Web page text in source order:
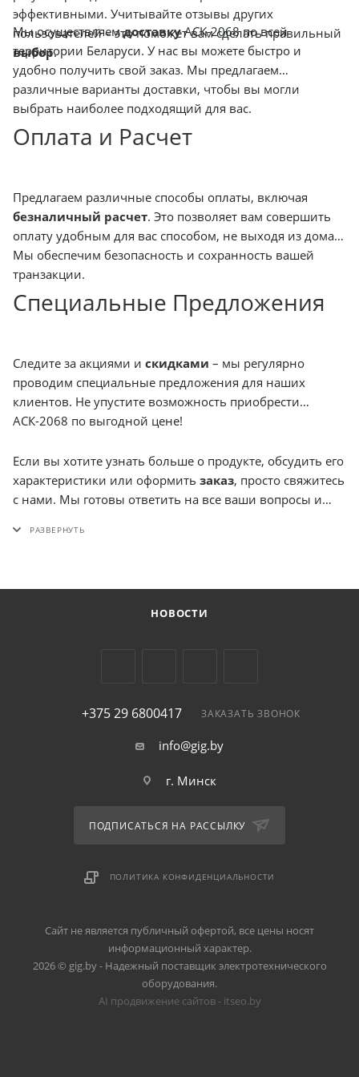
эффективными. Учитывайте отзывы других
пользователей – это поможет вам сделать правильный
выбор.
Мы осуществляемдоставкуАСК-2068 по всей
территории Беларуси. У нас вы можете быстро и
удобно получить свой заказ. Мы предлагаем
различные варианты доставки, чтобы вы могли
выбрать наиболее подходящий для вас.
Оплата и Расчет
Предлагаем различные способы оплаты, включая
безналичный расчет. Это позволяет вам совершить
оплату удобным для вас способом, не выходя из дома.
Мы обеспечим безопасность и сохранность вашей
транзакции.
Специальные Предложения
Следите за акциями и скидками – мы регулярно
проводим специальные предложения для наших
клиентов. Не упустите возможность приобрести
АСК-2068 по выгодной цене!
Если вы хотите узнать больше о продукте, обсудить его
характеристики или оформить заказ, просто свяжитесь
с нами. Мы готовы ответить на все ваши вопросы и
предоставить вам качественное оборудование и
выбор– приобретайте АСК-2068
НОВОСТИ
+375 29 6800417 ЗАКАЗАТЬ ЗВОНОК
info@gig.by
г. Минск
ПОДПИСАТЬСЯ НА РАССЫЛКУ
ПОЛИТИКА КОНФИДЕНЦИАЛЬНОСТИ
Сайт не является публичный офертой, все цены носят
информационный характер.
2026 © gig.by - Надежный поставщик электротехнического
оборудования.
AI продвижение сайтов - itseo.by